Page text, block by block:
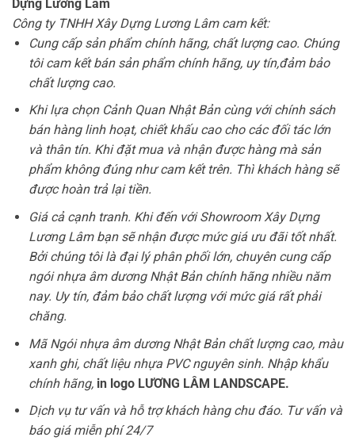
Dựng Lương Lâm
Công ty TNHH Xây Dựng Lương Lâm cam kết:
Cung cấp sản phẩm chính hãng, chất lượng cao. Chúng
tôi cam kết bán sản phẩm chính hãng, uy tín,đảm bảo
chất lượng cao.
Khi lựa chọn Cảnh Quan Nhật Bản cùng với chính sách
bán hàng linh hoạt, chiết khấu cao cho các đối tác lớn
và thân tín. Khi đặt mua và nhận được hàng mà sản
phẩm không đúng như cam kết trên. Thì khách hàng sẽ
được hoàn trả lại tiền.
Giá cả cạnh tranh. Khi đến với Showroom Xây Dựng
Lương Lâm bạn sẽ nhận được mức giá ưu đãi tốt nhất.
Bởi chúng tôi là đại lý phân phối lớn, chuyên cung cấp
ngói nhựa âm dương Nhật Bản chính hãng nhiều năm
nay. Uy tín, đảm bảo chất lượng với mức giá rất phải
chăng.
Mã Ngói nhựa âm dương Nhật Bản chất lượng cao, màu
xanh ghi, chất liệu nhựa PVC nguyên sinh. Nhập khẩu
chính hãng, in logo LƯƠNG LÂM LANDSCAPE.
Dịch vụ tư vấn và hỗ trợ khách hàng chu đáo. Tư vấn và
báo giá miễn phí 24/7